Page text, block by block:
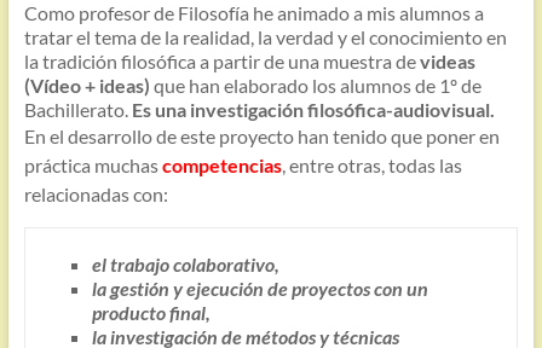
Como profesor de Filosofía he animado a mis alumnos a
tratar el tema de la realidad, la verdad y el conocimiento en
la tradición filosófica a partir de una muestra devideas
(Vídeo + ideas) que han elaborado los alumnos de 1º de
Bachillerato. Es una investigación filosófica-audiovisual.
En el desarrollo de este proyecto han tenido que poner en
práctica muchascompetencias, entre otras, todas las
relacionadas con:
el trabajo colaborativo,
la gestión y ejecución de proyectos con un
producto final,
la investigación de métodos y técnicas